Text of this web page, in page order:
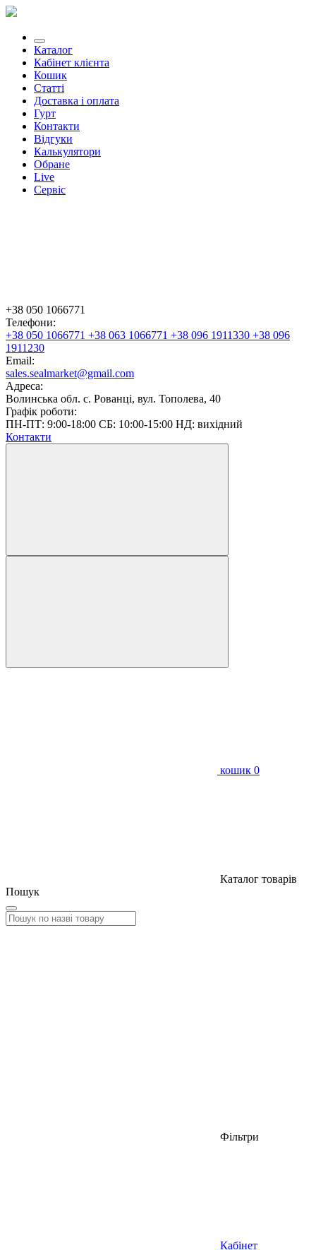
Каталог
Кабінет клієнта
Кошик
Статті
Доставка і оплата
Гурт
Контакти
Відгуки
Калькулятори
Обране
Live
Сервіс
+38 050 1066771
Телефони:
+38 050 1066771 +38 063 1066771 +38 096 1911330 +38 096
1911230
Email:
sales.sealmarket@gmail.com
Адреса:
Волинська обл. с. Рованці, вул. Тополева, 40
Графік роботи:
ПН-ПТ: 9:00-18:00 СБ: 10:00-15:00 НД: вихідний
Контакти
кошик 0
Каталог товарів
Пошук
Фільтри
Кабінет